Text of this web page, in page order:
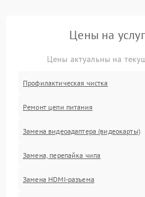
Цены на
Цены актуальны на
Профилактическая чистка
Ремонт цепи питания
Замена видеоадаптера (видеокарты)
Замена, перепайка чипа
Замена HDMI-разъема